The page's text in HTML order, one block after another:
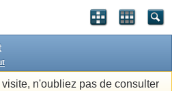
n'oubliez pas de consulter